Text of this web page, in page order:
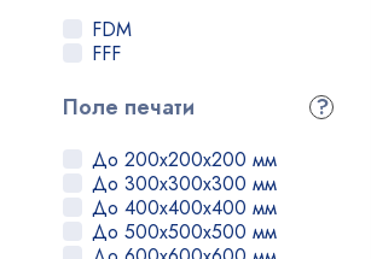
FDM
FFF
Поле печати ?
До 200x200x200 мм
До 300x300x300 мм
До 400x400x400 мм
До 500x500x500 мм